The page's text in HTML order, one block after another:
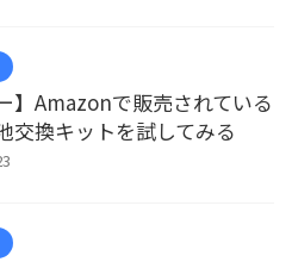
】Amazonで販売されている
交換キットを試してみる